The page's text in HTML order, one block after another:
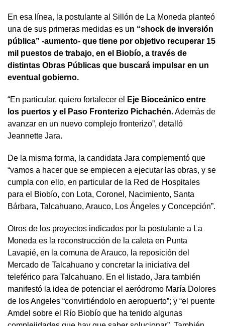
En esa línea, la postulante al Sillón de La Moneda planteó
una de sus primeras medidas es un “shock de inversión
pública” -aumento- que tiene por objetivo recuperar 15
mil puestos de trabajo, en el Biobío, a través de
distintas Obras Públicas que buscará impulsar en un
eventual gobierno.
“En particular, quiero fortalecer el
Eje Bioceánico entre
los puertos y el Paso Fronterizo Pichachén.Además de
avanzar en un nuevo complejo fronterizo”, detalló
Jeannette Jara.
De la misma forma, la candidata Jara complementó que
“vamos a hacer que se empiecen a ejecutar las obras, y se
cumpla con ello, en particular de la Red de Hospitales
para el Biobío, con Lota, Coronel, Nacimiento, Santa
Bárbara, Talcahuano, Arauco, Los Ángeles y Concepción”.
Otros de los proyectos indicados por la postulante a La
Moneda es la reconstrucción de la caleta en Punta
Lavapié, en la comuna de Arauco, la reposición del
Mercado de Talcahuano y concretar la iniciativa del
teleférico para Talcahuano. En el listado, Jara también
manifestó la idea de potenciar el aeródromo María Dolores
de los Angeles “convirtiéndolo en aeropuerto”; y “el puente
Amdel sobre el Río Biobío que ha tenido algunas